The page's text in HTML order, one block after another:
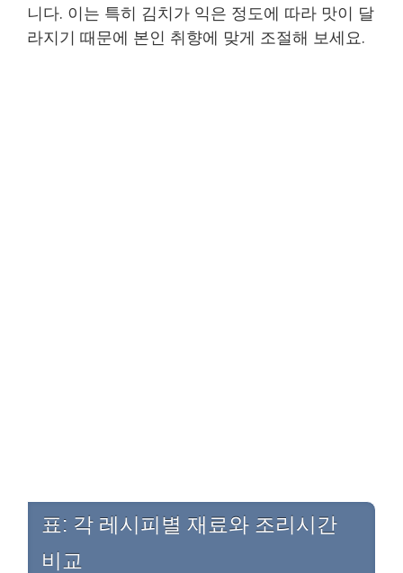
니다. 이는 특히 김치가 익은 정도에 따라 맛이 달
라지기 때문에 본인 취향에 맞게 조절해 보세요.
표: 각 레시피별 재료와 조리시간
비교